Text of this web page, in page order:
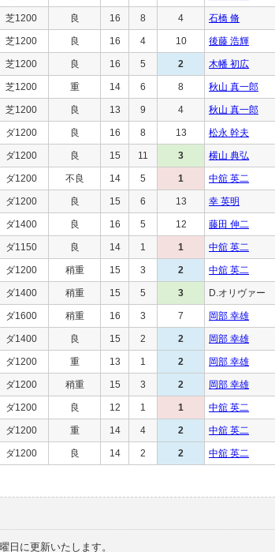
芝1200 良 16 8 4 石橋 脩
芝1200 良 16 4 10 後藤 浩輝
芝1200 良 16 5 2 木幡 初広
芝1200 重 14 6 8 秋山 真一郎
芝1200 良 13 9 4 秋山 真一郎
ダ1200 良 16 8 13 松永 幹夫
ダ1200 良 15 11 3 横山 典弘
ダ1200 不良 14 5 1 中舘 英二
ダ1200 良 15 6 13 幸 英明
ダ1400 良 16 5 12 藤田 伸二
ダ1150 良 14 1 1 中舘 英二
ダ1200 稍重 15 3 2 中舘 英二
ダ1400 稍重 15 5 3 D.オリヴァー
ダ1600 稍重 16 3 7 岡部 幸雄
ダ1400 良 15 2 2 岡部 幸雄
ダ1200 重 13 1 2 岡部 幸雄
ダ1200 稍重 15 3 2 岡部 幸雄
ダ1200 良 12 1 1 中舘 英二
ダ1200 重 14 4 2 中舘 英二
ダ1200 良 14 2 2 中舘 英二
日に更新いたします。